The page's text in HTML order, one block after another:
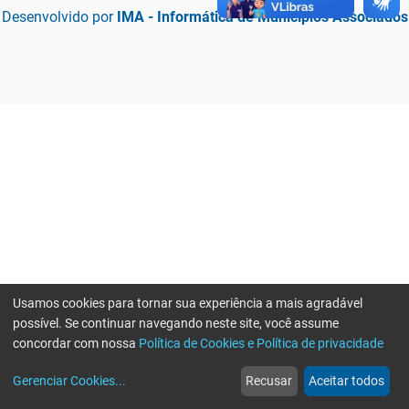
Desenvolvido por IMA - Informática de Municípios Associados
web
Notícias
more_horiz
Mais
Usamos cookies para tornar sua experiência a mais agradável
possível. Se continuar navegando neste site, você assume
concordar com nossa Política de Cookies e Política de privacidade
Gerenciar Cookies... Recusar Aceitar todos
Erro ao enviar informações, por favor tente novamente